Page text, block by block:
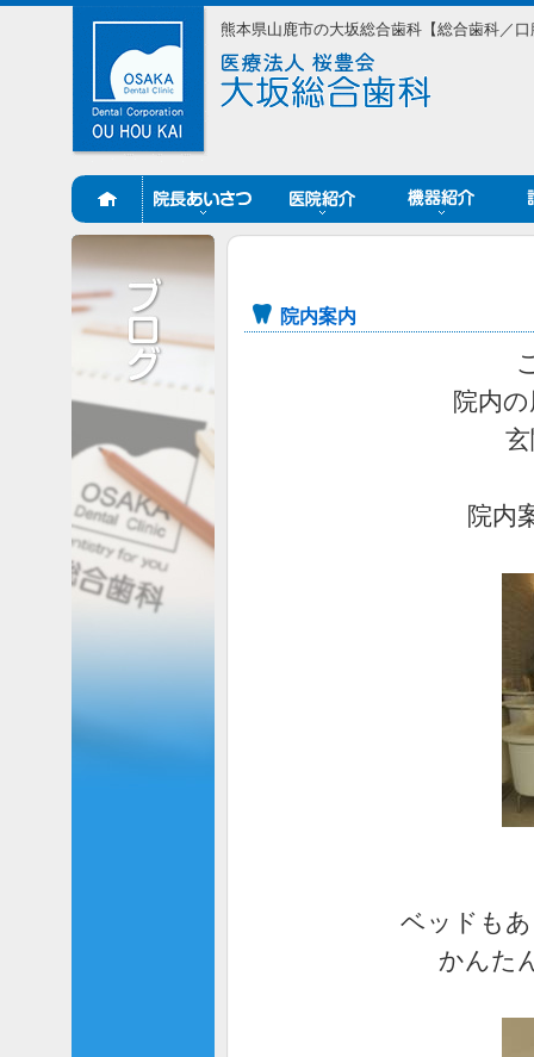
熊本県山鹿市の大坂総合歯科【総合歯科／
院内案内
院内
院内
ベッドも
かんた